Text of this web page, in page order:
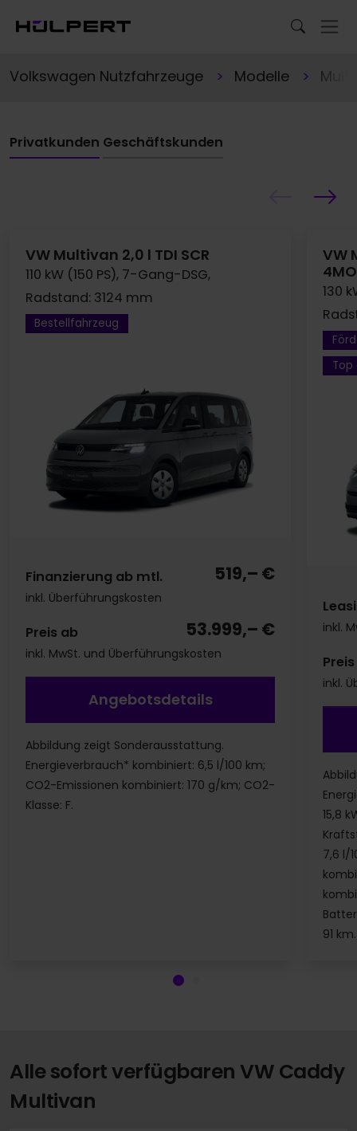
Volkswagen Nutzfahrzeuge Modelle
Privatkunden Geschäftskunden
VW Multivan 2,0 l TDI SCR
110 kW (150 PS), 7-Gang-DSG,
Radstand: 3124 mm
Bestellfahrzeug
Finanzierung ab mtl. 519,– €
inkl. Überführungskosten
Preis ab 53.999,– €
inkl. MwSt. und Überführungskosten
Angebotsdetails
Abbildung zeigt Sonderausstattung.
Energieverbrauch* kombiniert: 6,5 l/100 km;
CO2-Emissionen kombiniert: 170 g/km; CO2-
Klasse: F.
VW
130
inkl.
inkl.
15,8
7,6 l/
91 km.
Alle sofort verfügbaren VW Caddy
Multivan